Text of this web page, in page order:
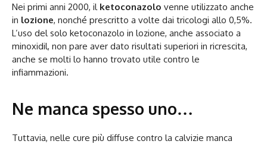
Nei primi anni 2000, il ketoconazolo venne utilizzato anche
in lozione, nonché prescritto a volte dai tricologi allo 0,5%.
L’uso del solo ketoconazolo in lozione, anche associato a
minoxidil, non pare aver dato risultati superiori in ricrescita,
anche se molti lo hanno trovato utile contro le
infiammazioni.
Ne manca spesso uno…
Tuttavia, nelle cure più diffuse contro la calvizie manca